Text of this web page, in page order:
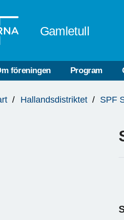
Gamletull
föreningen Program
Hallandsdistriktet SPF